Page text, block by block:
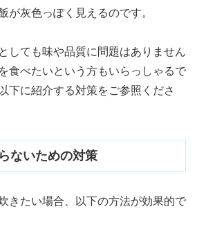
が灰色っぽく見えるのです。
しても味や品質に問題はありません
食べたいという方もいらっしゃるで
下に紹介する対策をご参照くださ
ないための対策
きたい場合、以下の方法が効果的で